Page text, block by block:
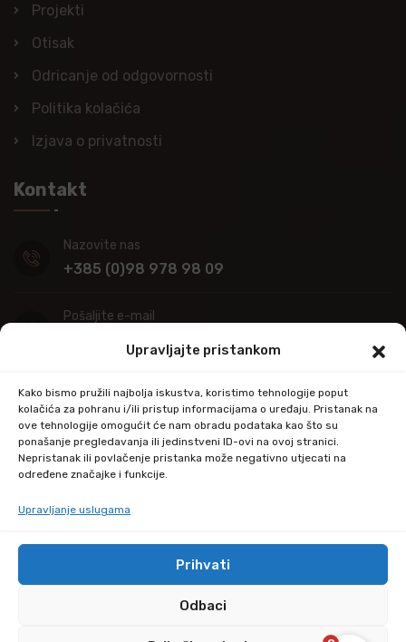
Upravljajte pristankom
Kako bismo pružili najbolja iskustva, koristimo tehnologije poput
kolačića za pohranu i/ili pristup informacijama o uređaju. Pristanak na
ove tehnologije omogućit će nam obradu podataka kao što su
ponašanje pregledavanja ili jedinstveni ID-ovi na ovoj stranici.
Nepristanak ili povlačenje pristanka može negativno utjecati na
određene značajke i funkcije.
Upravljanje uslugama
Prihvati
Odbaci
Projekti
Otisak
Odricanje od odgovornosti
Politika kolačića
Izjava o privatnosti
Kontakt
Nazovite nas
+385 (0)98 978 98 09
Pošaljite e-mail
Adresa
Industrijska ulica 39,
34000 Požega
© Copyright 2024 by kupitapetu.com